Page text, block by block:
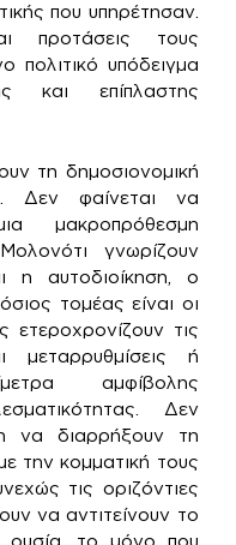
που υπηρέτησαν.
προτάσεις τους
πολιτικό υπόδειγμα
και επίπλαστης
τη δημοσιονομική
Δεν φαίνεται να
μακροπρόθεσμη
γνωρίζουν
η αυτοδιοίκηση, ο
τομέας είναι οι
ετεροχρονίζουν τις
μεταρρυθμίσεις ή
αμφίβολης
Δεν
να διαρρήξουν τη
την κομματική τους
τις οριζόντιες
να αντιτείνουν το
ουσία, το μόνο που